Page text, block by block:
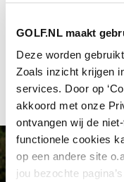
GOLF.NL maakt
Deze worden
Zoals inzicht krijgen
services. Door op
akkoord met onze
ontvangen wij de
functionele cookies
op een andere site
jou bezochte
hoogtepunt op de
“Simpel: mijn
Weliswaar op een
maar toch. Een
keer in de hole